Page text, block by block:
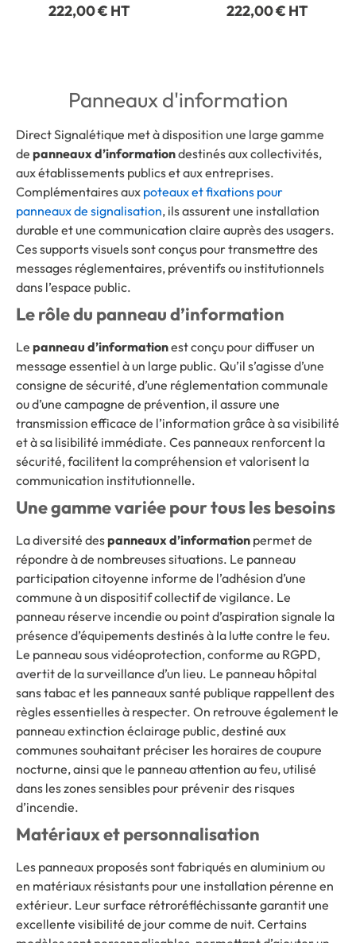
222,00 € HT 222,00 € HT
Panneaux d'information
Direct Signalétique met à disposition une large gamme
de panneaux d’informationdestinés aux collectivités,
aux établissements publics et aux entreprises.
Complémentaires aux poteaux et fixations pour
panneaux de signalisation, ils assurent une installation
durable et une communication claire auprès des usagers.
Ces supports visuels sont conçus pour transmettre des
messages réglementaires, préventifs ou institutionnels
dans l’espace public.
Le rôle du panneau d’information
Le panneau d’informationest conçu pour diffuser un
message essentiel à un large public. Qu’il s’agisse d’une
consigne de sécurité, d’une réglementation communale
ou d’une campagne de prévention, il assure une
transmission efficace de l’information grâce à sa visibilité
et à sa lisibilité immédiate. Ces panneaux renforcent la
sécurité, facilitent la compréhension et valorisent la
communication institutionnelle.
Une gamme variée pour tous les besoins
La diversité despanneaux d’information permet de
répondre à de nombreuses situations. Le panneau
participation citoyenne informe de l’adhésion d’une
commune à un dispositif collectif de vigilance. Le
panneau réserve incendie ou point d’aspiration signale la
présence d’équipements destinés à la lutte contre le feu.
Le panneau sous vidéoprotection, conforme au RGPD,
avertit de la surveillance d’un lieu. Le panneau hôpital
sans tabac et les panneaux santé publique rappellent des
règles essentielles à respecter. On retrouve également le
panneau extinction éclairage public, destiné aux
communes souhaitant préciser les horaires de coupure
nocturne, ainsi que le panneau attention au feu, utilisé
dans les zones sensibles pour prévenir des risques
d’incendie.
Matériaux et personnalisation
Les panneaux proposés sont fabriqués en aluminium ou
en matériaux résistants pour une installation pérenne en
extérieur. Leur surface rétroréfléchissante garantit une
excellente visibilité de jour comme de nuit. Certains